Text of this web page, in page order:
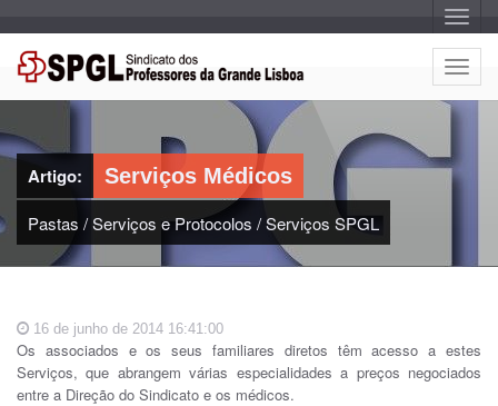
A
l
t
e
r
a
o
A
l
t
n
a
a
ç
Artigo: Serviços Médicos
Pastas /Serviços e Protocolos /Serviços SPGL
16 de junho de 2014 16:41:00
Os associados e os seus familiares diretos têm acesso a estes
Serviços, que abrangem várias especialidades a preços negociados
entre a Direção do Sindicato e os médicos.